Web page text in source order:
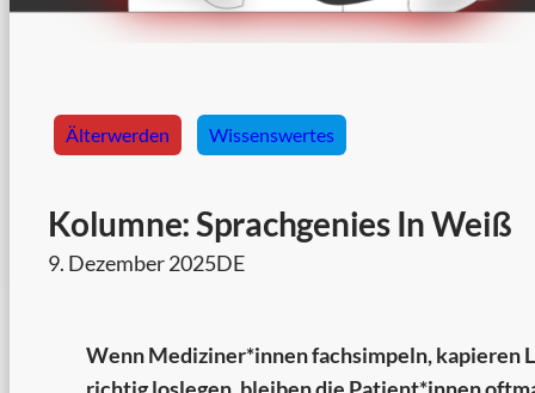
Älterwerden Wissenswertes
Kolumne: Sprachgenies In Weiß
9. Dezember 2025DE
Wenn Mediziner*innen fachsimpeln, kapieren